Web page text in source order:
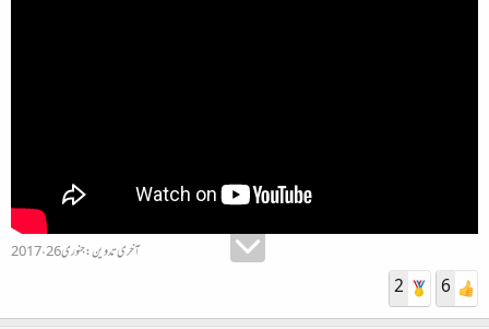
آخری تدوین:جنوری 26، 2017
6
2